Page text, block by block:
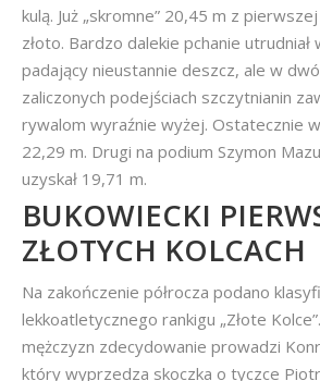
kulą. Już „skromne” 20,45 m z
złoto. Bardzo dalekie pchanie utrudniał
padający nieustannie deszcz, ale w
zaliczonych podejściach szczytnianin
rywalom wyraźnie wyżej. Ostatecznie
22,29 m. Drugi na podium Szymon
uzyskał 19,71 m.
BUKOWIECKI
ZŁOTYCH KOLCACH
Na zakończenie półrocza podano
lekkoatletycznego rankigu „Złote
mężczyzn zdecydowanie prowadzi
który wyprzedza skoczka o tyczce